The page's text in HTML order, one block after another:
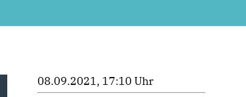
08.09.2021, 17:10 Uhr